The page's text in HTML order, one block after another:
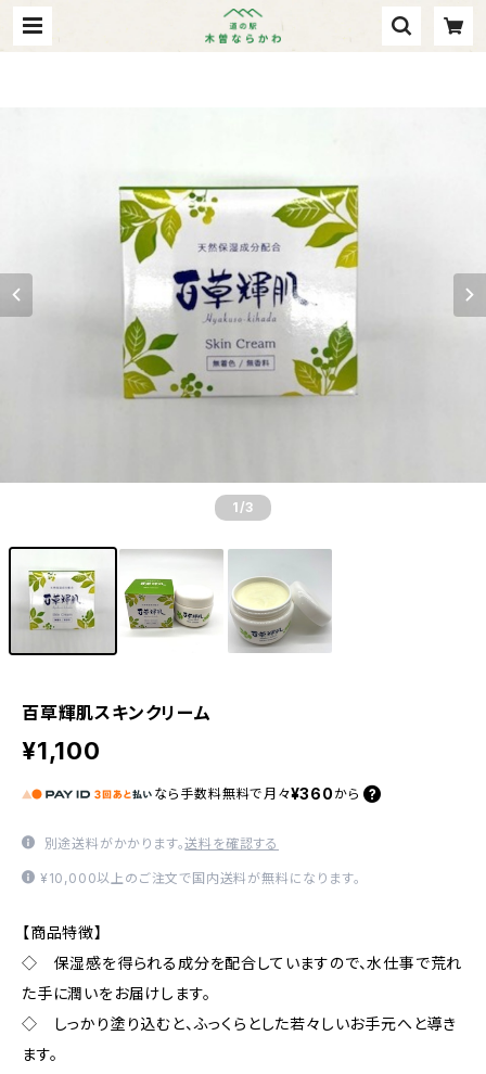
1 /3
百草輝肌スキンクリーム
¥1,100
なら 手数料無料で 月々¥360 から
別途送料がかかります。送料を確認する
¥10,000以上のご注文で国内送料が無料になります。
【商品特徴】
◇ 保湿感を得られる成分を配合していますので、水仕事で荒れ
た手に潤いをお届けします。
◇ しっかり塗り込むと、ふっくらとした若々しいお手元へと導き
ます。